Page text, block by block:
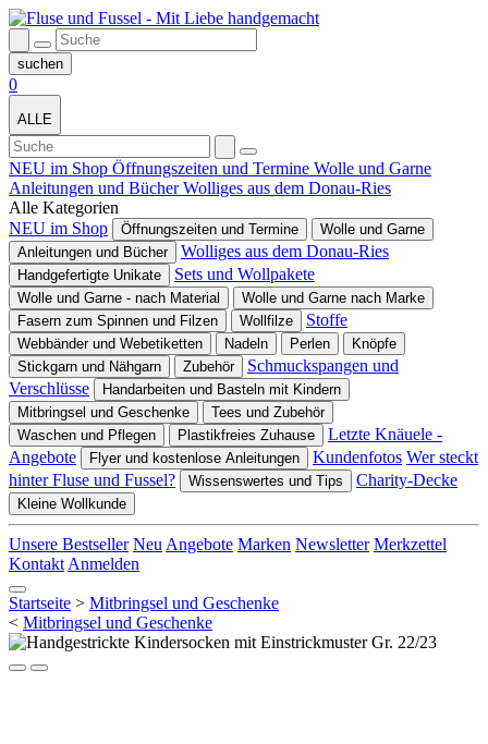
0
ALLE
NEU im Shop Öffnungszeiten und Termine Wolle und Garne
Anleitungen und BücherWolliges aus dem Donau-Ries
Alle Kategorien
NEU im Shop
Öffnungszeiten und Termine
Wolle und Garne
Anleitungen und Bücher
Wolliges aus dem Donau-Ries
Handgefertigte Unikate Sets und Wollpakete
Wolle und Garne - nach Material
Wolle und Garne nach Marke
Fasern zum Spinnen und Filzen
Wollfilze Stoffe
Webbänder und Webetiketten Nadeln Perlen
Knöpfe
Stickgarn und Nähgarn
Zubehör
Schmuckspangen und
Verschlüsse
Handarbeiten und Basteln mit Kindern
Mitbringsel und Geschenke
Tees und Zubehör
Waschen und Pflegen
Plastikfreies Zuhause
Letzte Knäuele -
Angebote
Flyer und kostenlose Anleitungen Kundenfotos Wer steckt
hinter Fluse und Fussel?
Wissenswertes und Tips Charity-Decke
Kleine Wollkunde
Unsere Bestseller Neu Angebote Marken Newsletter Merkzettel
Kontakt Anmelden
Startseite > Mitbringsel und Geschenke
< Mitbringsel und Geschenke